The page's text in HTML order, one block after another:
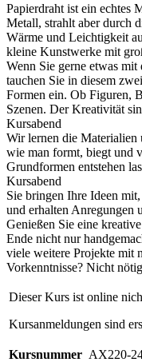
Papierdraht ist ein echtes
Metall, strahlt aber durch
Wärme und Leichtigkeit
kleine Kunstwerke mit
Wenn Sie gerne etwas mit
tauchen Sie in diesem
Formen ein. Ob Figuren,
Szenen. Der Kreativität
Kursabend
Wir lernen die Materialien
wie man formt, biegt und
Grundformen entstehen
Kursabend
Sie bringen Ihre Ideen
und erhalten Anregungen
Genießen Sie eine
Ende nicht nur
viele weitere Projekte mit
Vorkenntnisse? Nicht
Dieser Kurs ist online
Kursanmeldungen sind
Kursnummer AX220-